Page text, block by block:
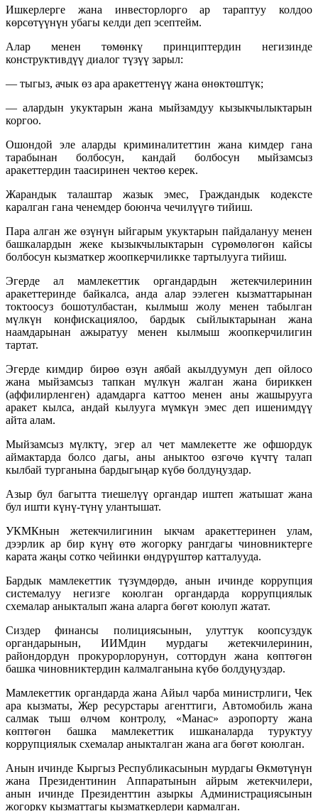
Ишкерлерге жана инвесторлорго ар тараптуу колдоо
көрсөтүүнүн убагы келди деп эсептейм.
Алар менен төмөнкү принциптердин негизинде
конструктивдүү диалог түзүү зарыл:
— тыгыз, ачык өз ара аракеттенүү жана өнөктөштүк;
— алардын укуктарын жана мыйзамдуу кызыкчылыктарын
коргоо.
Ошондой эле аларды криминалитеттин жана кимдер гана
тарабынан болбосун, кандай болбосун мыйзамсыз
аракеттердин таасиринен чектөө керек.
Жарандык талаштар жазык эмес, Граждандык кодексте
каралган гана ченемдер боюнча чечилүүгө тийиш.
Пара алган же өзүнүн ыйгарым укуктарын пайдалануу менен
башкалардын жеке кызыкчылыктарын сүрөмөлөгөн кайсы
болбосун кызматкер жоопкерчиликке тартылууга тийиш.
Эгерде ал мамлекеттик органдардын жетекчилеринин
аракеттеринде байкалса, анда алар ээлеген кызматтарынан
токтоосуз бошотулбастан, кылмыш жолу менен табылган
мүлкүн конфискациялоо, бардык сыйлыктарынан жана
наамдарынан ажыратуу менен кылмыш жоопкерчилигин
тартат.
Эгерде кимдир бирөө өзүн аябай акылдуумун деп ойлосо
жана мыйзамсыз тапкан мүлкүн жалган жана бириккен
(аффилирленген) адамдарга каттоо менен аны жашырууга
аракет кылса, андай кылууга мүмкүн эмес деп ишенимдүү
айта алам.
Мыйзамсыз мүлктү, эгер ал чет мамлекетте же офшордук
аймактарда болсо дагы, аны аныктоо өзгөчө күчтү талап
кылбай турганына бардыгыңар күбө болдуңуздар.
Азыр бул багытта тиешелүү органдар иштеп жатышат жана
бул ишти күнү-түнү улантышат.
УКМКнын жетекчилигинин ыкчам аракеттеринен улам,
дээрлик ар бир күнү өтө жогорку рангдагы чиновниктерге
карата жаңы сотко чейинки өндүрүштөр катталууда.
Бардык мамлекеттик түзүмдөрдө, анын ичинде коррупция
системалуу негизге коюлган органдарда коррупциялык
схемалар аныкталып жана аларга бөгөт коюлуп жатат.
Сиздер финансы полициясынын, улуттук коопсуздук
органдарынын, ИИМдин мурдагы жетекчилеринин,
райондордун прокурорлорунун, соттордун жана көптөгөн
башка чиновниктердин калмалганына күбө болдуңуздар.
Мамлекеттик органдарда жана Айыл чарба министрлиги, Чек
ара кызматы, Жер ресурстары агенттиги, Автомобиль жана
салмак тыш өлчөм контролу, «Манас» аэропорту жана
көптөгөн башка мамлекеттик ишканаларда туруктуу
коррупциялык схемалар аныкталган жана ага бөгөт коюлган.
Анын ичинде Кыргыз Республикасынын мурдагы Өкмөтүнүн
жана Президентинин Аппаратынын айрым жетекчилери,
анын ичинде Президенттин азыркы Администрациясынын
жогорку кызматтагы кызматкерлери кармалган.